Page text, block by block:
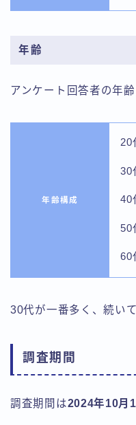
年齢
アンケート回答者の年
年齢構成
20
30
40
50
60
30代が一番多く、続い
調査期間
調査期間は2024年10月